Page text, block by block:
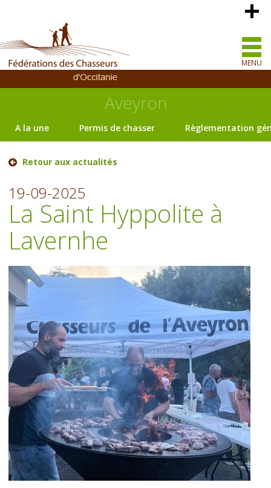
MENU
Aveyron
A la une Permis de chasser Règlementation
Retour aux actualités
19-09-2025
La Saint Hyppolite à
Lavernhe